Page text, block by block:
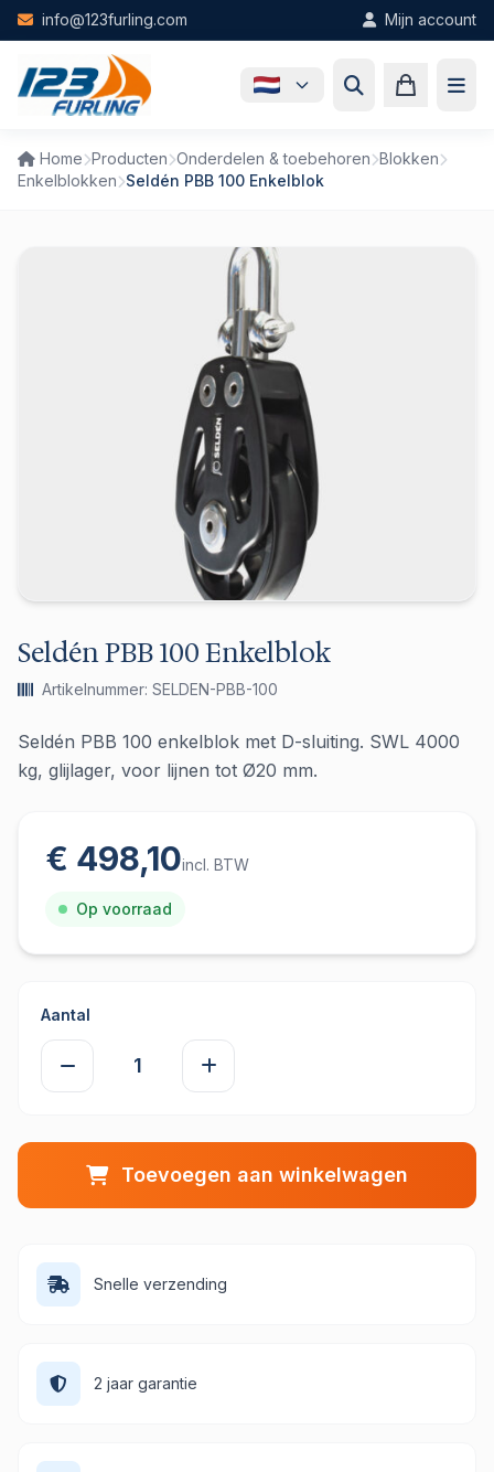
Skip to main content
info@123furling.com Mijn account
Home Producten Onderdelen & toebehoren Blokken
Enkelblokken Seldén PBB 100 Enkelblok
Seldén PBB 100 Enkelblok
Artikelnummer: SELDEN-PBB-100
Seldén PBB 100 enkelblok met D-sluiting. SWL 4000
kg, glijlager, voor lijnen tot Ø20 mm.
€ 498,10incl. BTW
Op voorraad
Aantal
Toevoegen aan winkelwagen
Snelle verzending
2 jaar garantie